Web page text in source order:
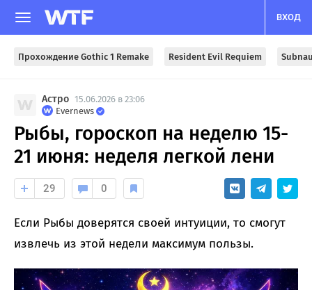
ВХОД
Прохождение Gothic 1 Remake Resident Evil Requiem
Астро 15.06.2026 в 23:06
Evernews
Рыбы, гороскоп на неделю 15-
21 июня: неделя легкой лени
29 0
Если Рыбы доверятся своей интуиции, то смогут
извлечь из этой недели максимум пользы.